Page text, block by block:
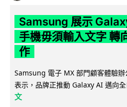
Samsung 展示
手機毋須輸入文字 轉
作
Samsung 電子 MX 部門顧客體驗
表示，品牌正推動 Galaxy AI 邁向
文